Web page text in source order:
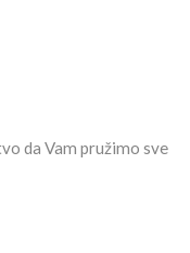
da Vam pružimo sve